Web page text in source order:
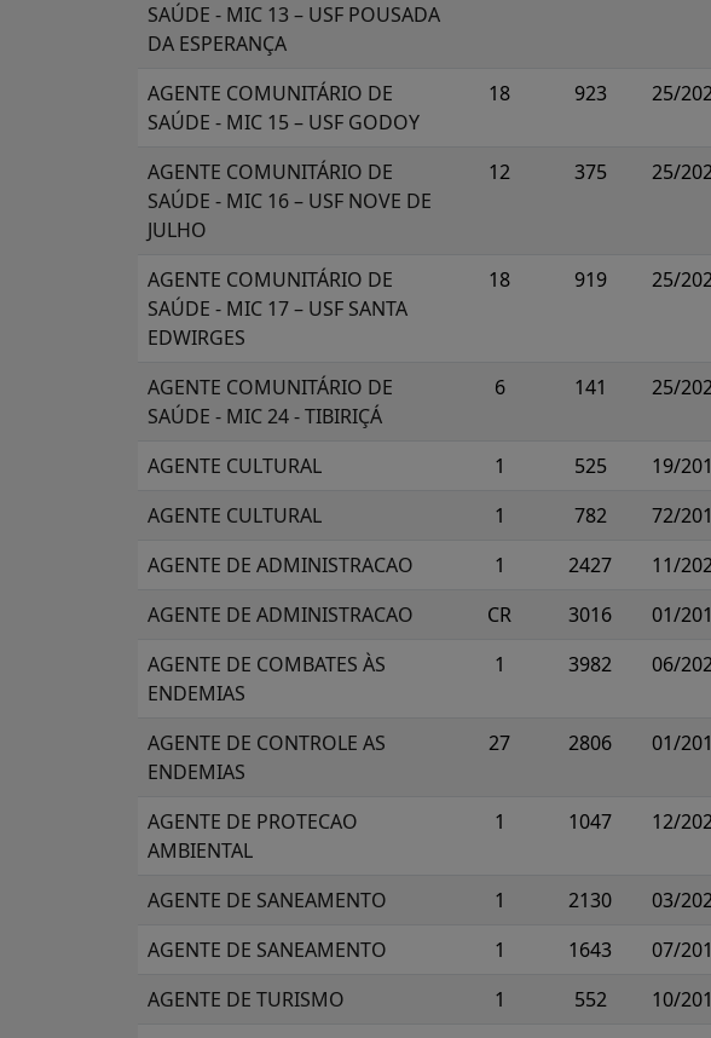
SAÚDE - MIC 13 – USF POUSADA
DA ESPERANÇA
AGENTE COMUNITÁRIO DE
SAÚDE - MIC 15 – USF GODOY
18 923 25/
AGENTE COMUNITÁRIO DE
SAÚDE - MIC 16 – USF NOVE DE
JULHO
12 375 25/
AGENTE COMUNITÁRIO DE
SAÚDE - MIC 17 – USF SANTA
EDWIRGES
18 919 25/
AGENTE COMUNITÁRIO DE
SAÚDE - MIC 24 - TIBIRIÇÁ
6 141 25/
AGENTE CULTURAL 1 525 19/
AGENTE CULTURAL
1 782 72/
AGENTE DE ADMINISTRACAO
1 2427 11/
AGENTE DE ADMINISTRACAO
CR 3016 01/
AGENTE DE COMBATES ÀS
ENDEMIAS
1 3982 06/
AGENTE DE CONTROLE AS
ENDEMIAS
27 2806 01/
AGENTE DE PROTECAO
AMBIENTAL
1 1047 12/
AGENTE DE SANEAMENTO 1 2130 03/
AGENTE DE SANEAMENTO
1 1643 07/
AGENTE DE TURISMO
1 552 10/